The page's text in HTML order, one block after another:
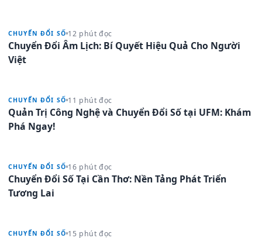
CHUYỂN ĐỔI SỐ 12 phút đọc
Chuyển Đổi Âm Lịch: Bí Quyết Hiệu Quả Cho Người
Việt
CHUYỂN ĐỔI SỐ 11 phút đọc
Quản Trị Công Nghệ và Chuyển Đổi Số tại UFM: Khám
Phá Ngay!
CHUYỂN ĐỔI SỐ 16 phút đọc
Chuyển Đổi Số Tại Cần Thơ: Nền Tảng Phát Triển
Tương Lai
CHUYỂN ĐỔI SỐ 15 phút đọc